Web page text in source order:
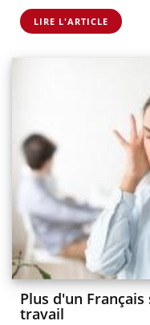
LIRE L'ARTICLE
Plus d'un
travail